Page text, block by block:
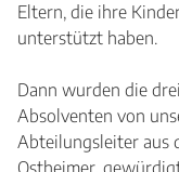
Eltern, die ihre
unterstützt haben.
Dann wurden die
Absolventen von
Abteilungsleiter aus